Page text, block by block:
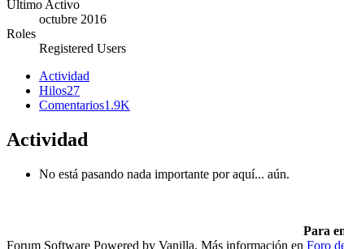
Último Activo
octubre 2016
Roles
Registered Users
Actividad
Hilos27
Comentarios1.9K
Actividad
No está pasando nada importante por aquí... aún.
Para
Forum Software Powered by Vanilla. Más información en Foro